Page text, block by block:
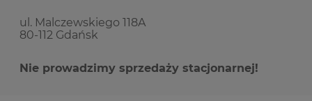
ul. Malczewskiego 118A
80-112 Gdańsk
Nie prowadzimy sprzedaży stacjonarnej!